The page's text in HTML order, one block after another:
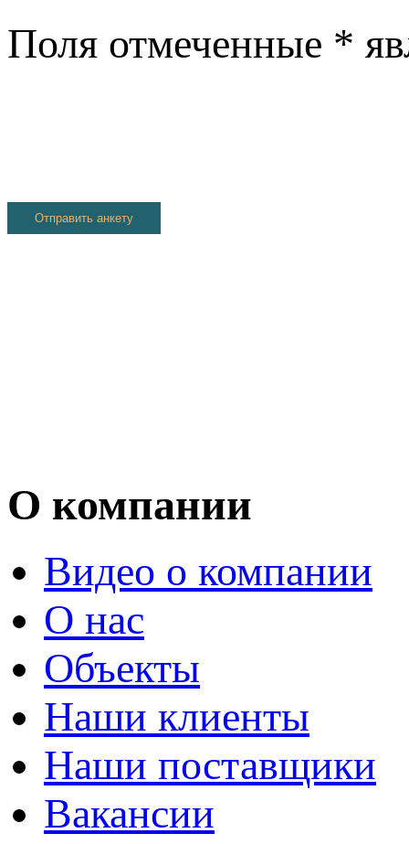
Поля отмеченные *
О компании
Видео о компании
О нас
Объекты
Наши клиенты
Наши поставщики
Вакансии